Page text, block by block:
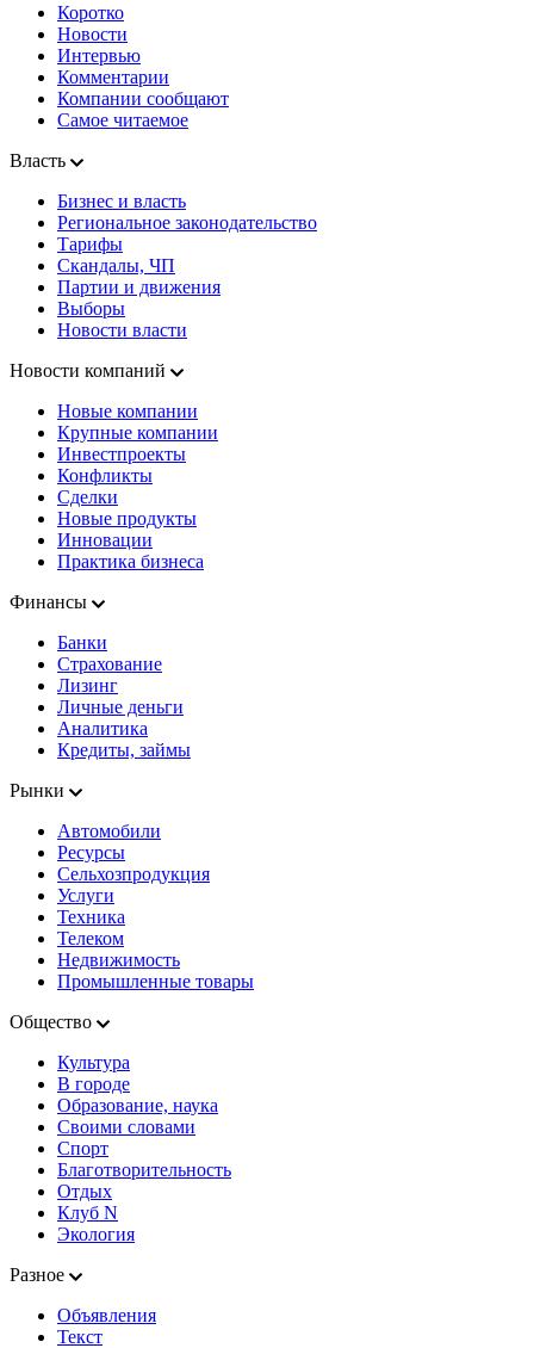
Коротко
Новости
Интервью
Комментарии
Компании сообщают
Самое читаемое
Власть
Бизнес и власть
Региональное законодательство
Тарифы
Скандалы, ЧП
Партии и движения
Выборы
Новости власти
Новости компаний
Новые компании
Крупные компании
Инвестпроекты
Конфликты
Сделки
Новые продукты
Инновации
Практика бизнеса
Финансы
Банки
Страхование
Лизинг
Личные деньги
Аналитика
Кредиты, займы
Рынки
Автомобили
Ресурсы
Сельхозпродукция
Услуги
Техника
Телеком
Недвижимость
Промышленные товары
Общество
Культура
В городе
Образование, наука
Своими словами
Спорт
Благотворительность
Отдых
Клуб N
Экология
Разное
Объявления
Текст